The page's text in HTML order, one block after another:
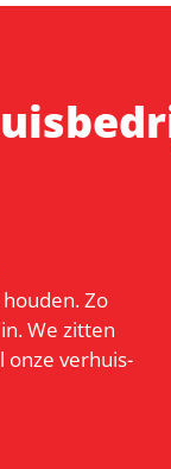
Zo
We zitten
onze verhuis-